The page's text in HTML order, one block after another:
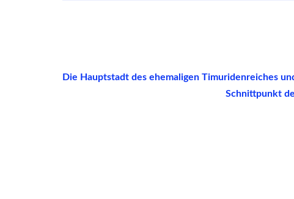
Die Hauptstadt des ehemaligen Timuridenreiches
Schnittpunkt